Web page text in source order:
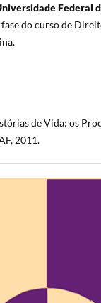
Federal
do curso de
de Vida: os
2011.